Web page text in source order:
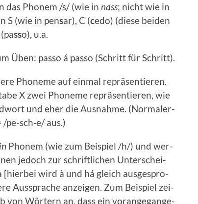
das Pho­nem /s/ (wie in nass; nicht wie in
S (wie in pensar), C (cedo) (die­se bei­den
(passo), u.a.
Üben: pas­so á pas­so (Schritt für Schritt).
Pho­ne­me auf ein­mal reprä­sen­tie­ren.
X zwei Pho­ne­me reprä­sen­tie­ren, wie
und eher die Aus­nah­me. (Nor­ma­ler­
/pe-sch‑e/ aus.)
Pho­nem (wie zum Bei­spiel /h/) und wer­
jedoch zur schrift­li­chen Unter­schei­
wird à und há gleich aus­ge­spro­
Aus­spra­che anzei­gen. Zum Bei­spiel zei­
von Wör­tern an, dass ein vor­an­ge­gan­ge­